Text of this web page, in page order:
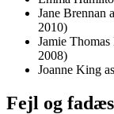
Jane Brennan
2010)
Jamie
2008)
Joanne King
Fejl og